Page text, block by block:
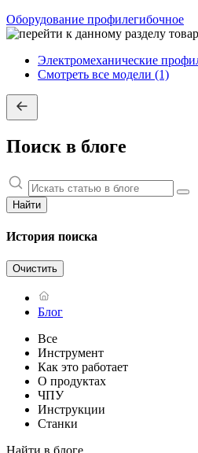
Оборудование профилегибочное
Электромеханические
Смотреть все модели (1)
Поиск в блоге
Найти
История поиска
Очистить
Блог
Все
Инструмент
Как это работает
О продуктах
ЧПУ
Инструкции
Станки